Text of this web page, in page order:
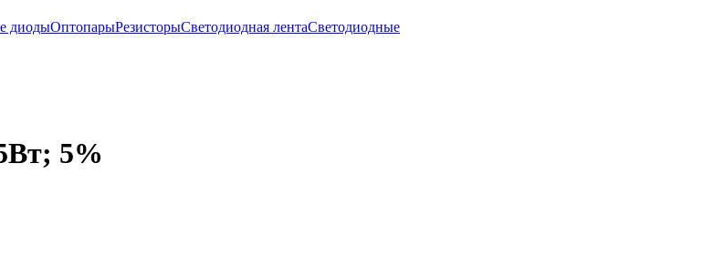
диодыОптопарыРезисторыСветодиодная лентаСветодиодные
5%